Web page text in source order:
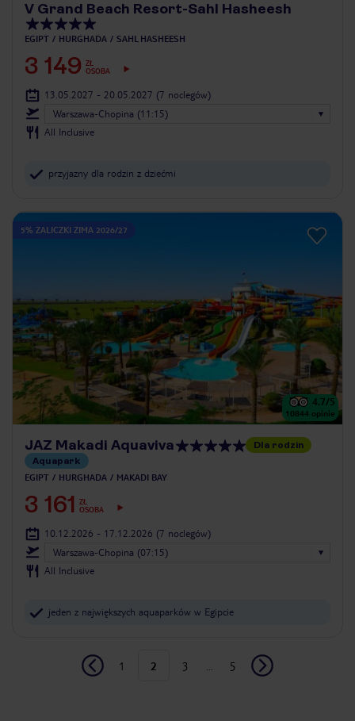
V Grand Beach Resort-Sahl Hasheesh
EGIPT HURGHADA SAHL HASHEESH
3 149 ZŁ
OSOBA
13.05.2027 - 20.05.2027 (7 noclegów)
Warszawa-Chopina (11:15)
All Inclusive
przyjazny dla rodzin z dziećmi
5% ZALICZKI ZIMA 2026/27
4.7/5
10844 opinie
JAZ Makadi Aquaviva
Dla rodzin
Aquapark
EGIPT HURGHADA MAKADI BAY
3 161
ZŁ
OSOBA
10.12.2026 - 17.12.2026 (7 noclegów)
Warszawa-Chopina (07:15)
All Inclusive
jeden z największych aquaparków w Egipcie
1 2 3 5